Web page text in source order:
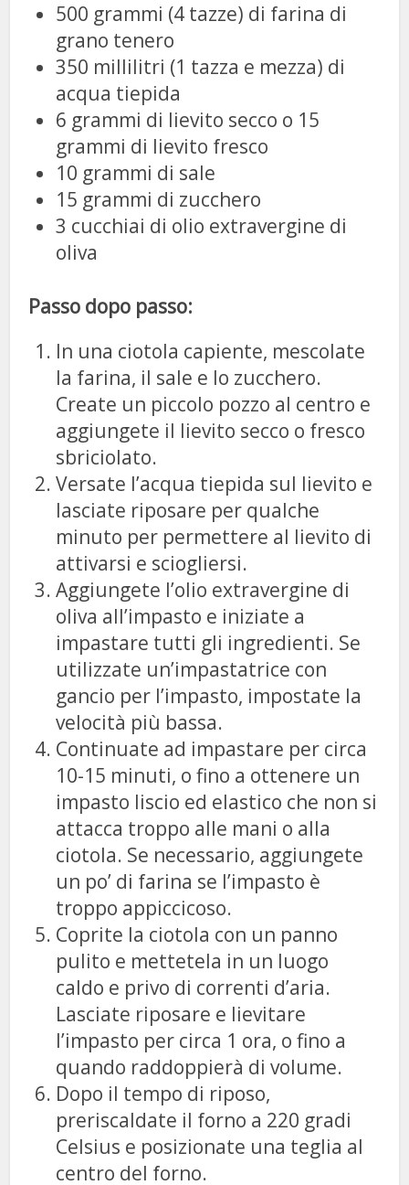
500 grammi (4 tazze) di farina di
grano tenero
350 millilitri (1 tazza e mezza) di
acqua tiepida
6 grammi di lievito secco o 15
grammi di lievito fresco
10 grammi di sale
15 grammi di zucchero
3 cucchiai di olio extravergine di
oliva
Passo dopo passo:
In una ciotola capiente, mescolate
la farina, il sale e lo zucchero.
Create un piccolo pozzo al centro e
aggiungete il lievito secco o fresco
sbriciolato.
Versate l’acqua tiepida sul lievito e
lasciate riposare per qualche
minuto per permettere al lievito di
attivarsi e sciogliersi.
Aggiungete l’olio extravergine di
oliva all’impasto e iniziate a
impastare tutti gli ingredienti. Se
utilizzate un’impastatrice con
gancio per l’impasto, impostate la
velocità più bassa.
Continuate ad impastare per circa
10-15 minuti, o fino a ottenere un
impasto liscio ed elastico che non si
attacca troppo alle mani o alla
ciotola. Se necessario, aggiungete
un po’ di farina se l’impasto è
troppo appiccicoso.
Coprite la ciotola con un panno
pulito e mettetela in un luogo
caldo e privo di correnti d’aria.
Lasciate riposare e lievitare
l’impasto per circa 1 ora, o fino a
quando raddoppierà di volume.
Dopo il tempo di riposo,
preriscaldate il forno a 220 gradi
Celsius e posizionate una teglia al
centro del forno.